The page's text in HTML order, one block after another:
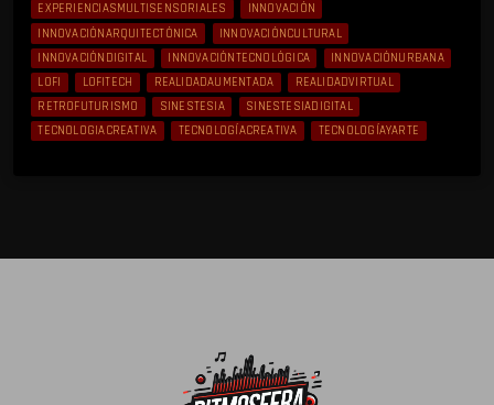
EXPERIENCIASMULTISENSORIALES
INNOVACIÓN
INNOVACIÓNARQUITECTÓNICA
INNOVACIÓNCULTURAL
INNOVACIÓNDIGITAL
INNOVACIÓNTECNOLÓGICA
INNOVACIÓNURBANA
LOFI
LOFITECH REALIDADAUMENTADA
REALIDADVIRTUAL
RETROFUTURISMO
SINESTESIA
SINESTESIADIGITAL
TECNOLOGIACREATIVA
TECNOLOGÍACREATIVA TECNOLOGÍAYARTE